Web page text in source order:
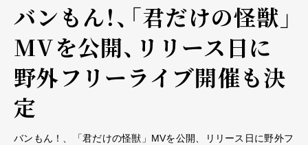
バンもん！、「君だけの怪獣」
MVを公開、リリース日に
野外フリーライブ開催も決
定
バンもん！、「君だけの怪獣」MVを公開、リリース日に野外フ